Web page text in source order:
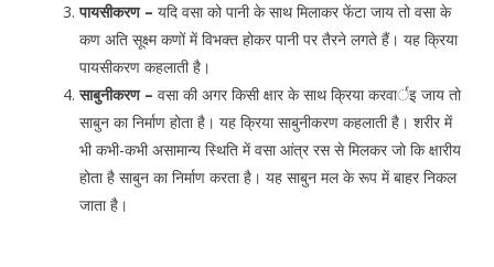
पायसीकरण – यदि वसा को पानी के साथ मिलाकर फेंटा जाय तो वसा के
कण अति सूक्ष्म कणों में विभक्त होकर पानी पर तैरने लगते हैं। यह क्रिया
पायसीकरण कहलाती है।
साबुनीकरण – वसा की अगर किसी क्षार के साथ क्रिया करवार्इ जाय तो
साबुन का निर्माण होता है। यह क्रिया साबुनीकरण कहलाती है। शरीर में
भी कभी-कभी असामान्य स्थिति में वसा आंत्र रस से मिलकर जो कि क्षारीय
होता है साबुन का निर्माण करता है। यह साबुन मल के रूप में बाहर निकल
जाता है।